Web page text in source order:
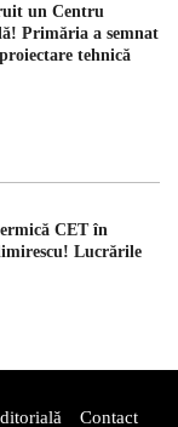
un Centru
Primăria a semnat
tehnică
CET în
Lucrările
Contact